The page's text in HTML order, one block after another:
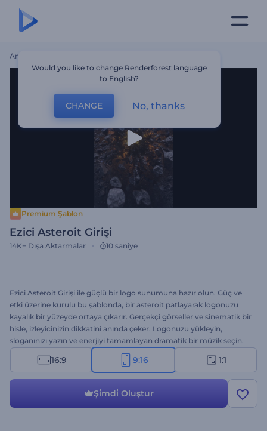
Ana Sayfa
Premium Şablon
Ezici Asteroit Girişi
14K+ Dışa Aktarmalar 10 saniye
Ezici Asteroit Girişi ile güçlü bir logo sunumuna hazır olun. Güç ve
etki üzerine kurulu bu şablonda, bir asteroit patlayarak logonuzu
kayalık bir yüzeyde ortaya çıkarır. Gerçekçi görseller ve sinematik bir
hisle, izleyicinizin dikkatini anında çeker. Logonuzu yükleyin,
sloganınızı yazın ve enerjiyi tamamlayan dramatik bir müzik seçin.
Uzay temalı projeler, oyun girişleri, aksiyon içerikleri ve sinematik
açılışlar için mükemmeldir. Hemen oluşturun!
16:9 9:16 1:1
Şi̇mdi̇ Oluştur
Would you like to change Renderforest language
to English?
CHANGE No, thanks